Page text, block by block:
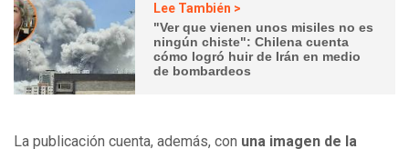
Lee También >
"Ver que vienen unos misiles no es
ningún chiste": Chilena cuenta
cómo logró huir de Irán en medio
de bombardeos
La publicación cuenta, además, con una imagen de la